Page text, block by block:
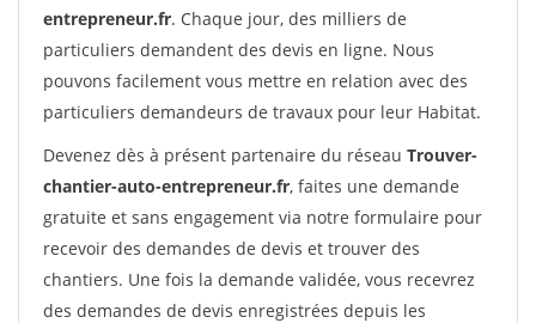
entrepreneur.fr. Chaque jour, des milliers de
particuliers demandent des devis en ligne. Nous
pouvons facilement vous mettre en relation avec des
particuliers demandeurs de travaux pour leur Habitat.
Devenez dès à présent partenaire du réseau Trouver-
chantier-auto-entrepreneur.fr, faites une demande
gratuite et sans engagement via notre formulaire pour
recevoir des demandes de devis et trouver des
chantiers. Une fois la demande validée, vous recevrez
des demandes de devis enregistrées depuis les